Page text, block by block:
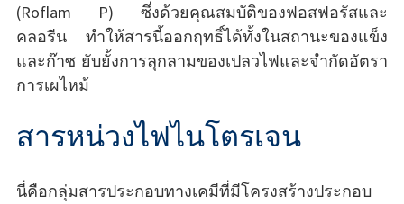
(Roflam P) ซึ่งด้วยคุณสมบัติของฟอสฟอรัสและ
คลอรีน ทำให้สารนี้ออกฤทธิ์ได้ทั้งในสถานะของแข็ง
และก๊าซ ยับยั้งการลุกลามของเปลวไฟและจำกัดอัตรา
การเผไหม้
สารหน่วงไฟไนโตรเจน
นี่คือกลุ่มสารประกอบทางเคมีที่มีโครงสร้างประกอบ